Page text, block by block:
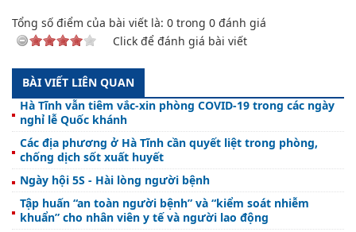
Tổng số điểm của bài viết là: 0 trong 0 đánh giá
Click để đánh giá bài viết
BÀI VIẾT LIÊN QUAN
Hà Tĩnh vẫn tiêm vắc-xin phòng COVID-19 trong các ngày
nghỉ lễ Quốc khánh
Các địa phương ở Hà Tĩnh cần quyết liệt trong phòng,
chống dịch sốt xuất huyết
Ngày hội 5S - Hài lòng người bệnh
Tập huấn “an toàn người bệnh” và “kiểm soát nhiễm
khuẩn” cho nhân viên y tế và người lao động